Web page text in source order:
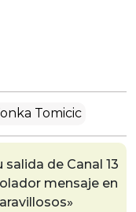
Tomicic
de Canal 13
mensaje en